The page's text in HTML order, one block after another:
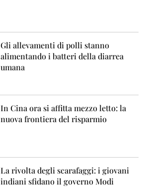
Gli allevamenti di polli stanno
alimentando i batteri della diarrea
umana
In Cina ora si affitta mezzo letto: la
nuova frontiera del risparmio
La rivolta degli scarafaggi: i giovani
indiani sfidano il governo Modi